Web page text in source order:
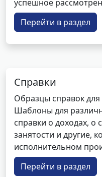
успешное
Перейти в раздел
Справки
Образцы справок
Шаблоны для
справки о доходах,
занятости и другие,
исполнительном
Перейти в раздел